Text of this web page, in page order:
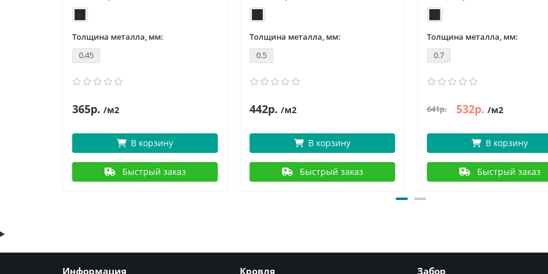
Толщина металла, мм:
0.45
365р. /м2
В корзину
Быстрый заказ
Толщина металла, мм:
0.5
442р. /м2
В корзину
Быстрый заказ
Толщина металла, мм:
0.7
641р. 532р. /м2
В корзину
Быстрый заказ
Информация Кровля Забор